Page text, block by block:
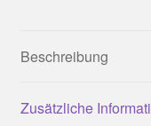
Beschreibung
Zusätzliche